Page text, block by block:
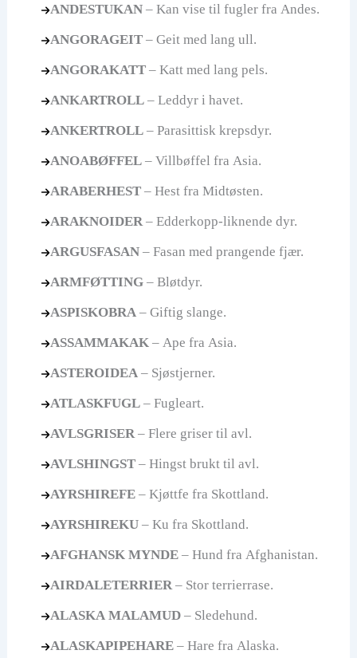
ANDESTUKAN – Kan vise til fugler fra Andes.
ANGORAGEIT – Geit med lang ull.
ANGORAKATT – Katt med lang pels.
ANKARTROLL – Leddyr i havet.
ANKERTROLL – Parasittisk krepsdyr.
ANOABØFFEL – Villbøffel fra Asia.
ARABERHEST – Hest fra Midtøsten.
ARAKNOIDER – Edderkopp-liknende dyr.
ARGUSFASAN – Fasan med prangende fjær.
ARMFØTTING – Bløtdyr.
ASPISKOBRA – Giftig slange.
ASSAMMAKAK – Ape fra Asia.
ASTEROIDEA – Sjøstjerner.
ATLASKFUGL – Fugleart.
AVLSGRISER – Flere griser til avl.
AVLSHINGST – Hingst brukt til avl.
AYRSHIREFE – Kjøttfe fra Skottland.
AYRSHIREKU – Ku fra Skottland.
AFGHANSK MYNDE – Hund fra Afghanistan.
AIRDALETERRIER – Stor terrierrase.
ALASKA MALAMUD – Sledehund.
ALASKAPIPEHARE – Hare fra Alaska.